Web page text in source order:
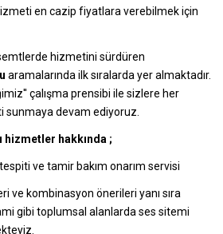
en cazip fiyatlara verebilmek için
hizmetini sürdüren
aramalarında ilk sıralarda yer almaktadır.
çalışma prensibi ile sizlere her
devam ediyoruz.
hizmetler hakkında ;
ve tamir bakım onarım servisi
ve kombinasyon önerileri yanı sıra
gibi toplumsal alanlarda ses sitemi